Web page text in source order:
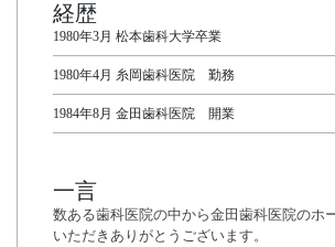
経歴
1980年3月 松本歯科大学卒業
1980年4月 糸岡歯科医院 勤務
1984年8月 金田歯科医院 開業
一言
数ある歯科医院の中から金田歯科医院のホ
いただきありがとうございます。